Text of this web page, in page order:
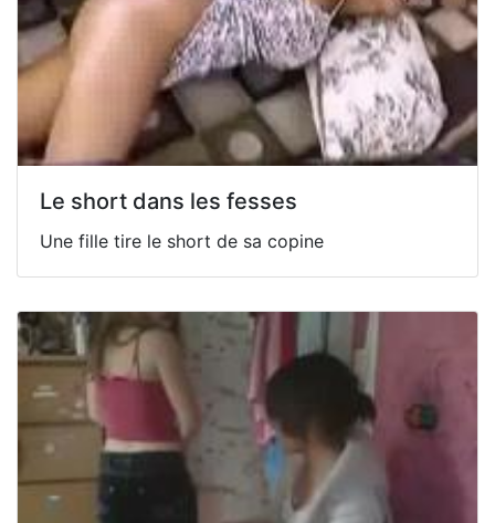
Le short dans les fesses
Une fille tire le short de sa copine